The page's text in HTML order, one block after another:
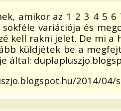
amikor az 1 2 3 4 5
variációja és
kell rakni jelet. De mi a
küldjétek be a
által:
2014/04/